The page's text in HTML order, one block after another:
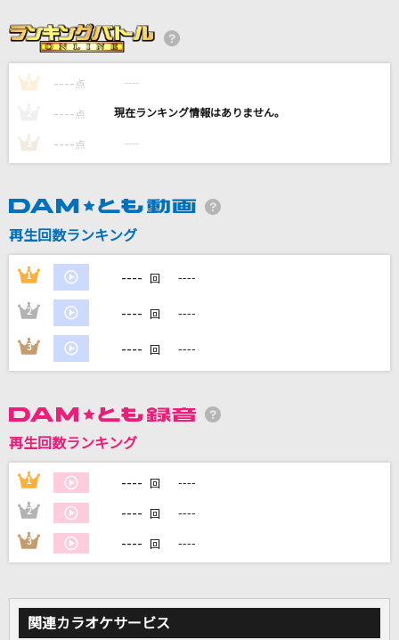
Tani Yuuki
やさしさで溢れるように
君のせい
西野カナ
[生音]花火
aiko
DAMの新曲・ランキングなど
DAMに会員登録・ログインして
1 ---- 点 ----
---- 点 ----
3 ---- 点 ----
再生回数ランキング
1 ---- 回 ----
2 ---- 回 ----
3 ---- 回 ----
再生回数ランキング
1 ---- 回 ----
2 ---- 回 ----
3 ---- 回 ----
関連カラオケサービス